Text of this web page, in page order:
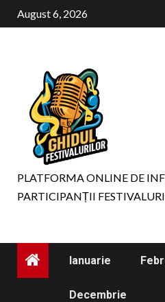
Skip
to
August 6, 2026
PLATFORMA ONLINE DE
PARTICIPANȚII
Ianuarie
Decembrie